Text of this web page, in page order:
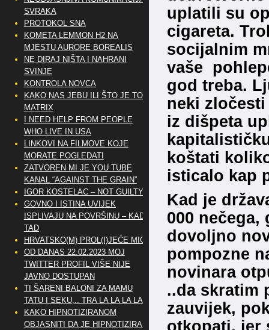
uplatili su
cigareta.
socijalnim
vaše
god treba.
neki
iz dišpeta
koštati
isticalo kap
Kad je
000
dovoljno
pompozne
novinara
..da skratim
zauvijek,
otkopati, jer
SVRAKA
PROTOKOL SNA
KOMETA LEMMON H2 NA
MJESTU AURORE BOREALIS
NE DIRAJ NIŠTA I NAHRANI
SVINJE
KONTROLA NOVCA
KAKO NAS JEBU ILI ŠTO JE TO
MATRIX
I NEED HELP FROM PEOPLE
WHO LIVE IN USA
LINKOVI NA FILMOVE KOJE
MORATE POGLEDATI
ZATVOREN MI JE YOU TUBE
KANAL “AGAINST THE GRAIN”
IGOR KOSTELAC – NOT GUILTY
GOVNO I ISTINA UVIJEK
ISPLIVAJU NA POVRŠINU – KAD
TAD
HRVATSKO(M) PROL(I)JEĆE MIG
OD DANAS 22.02.2023 MOJ
TWITTER PROFIL VIŠE NIJE
JAVNO DOSTUPAN
TI ŠARENI BALONI ZA MAMU
TATU I SEKU,.. TRA LA LA LA LA
KAKO HIPNOTIZIRANOM
OBJASNITI DA JE HIPNOTIZIRAN